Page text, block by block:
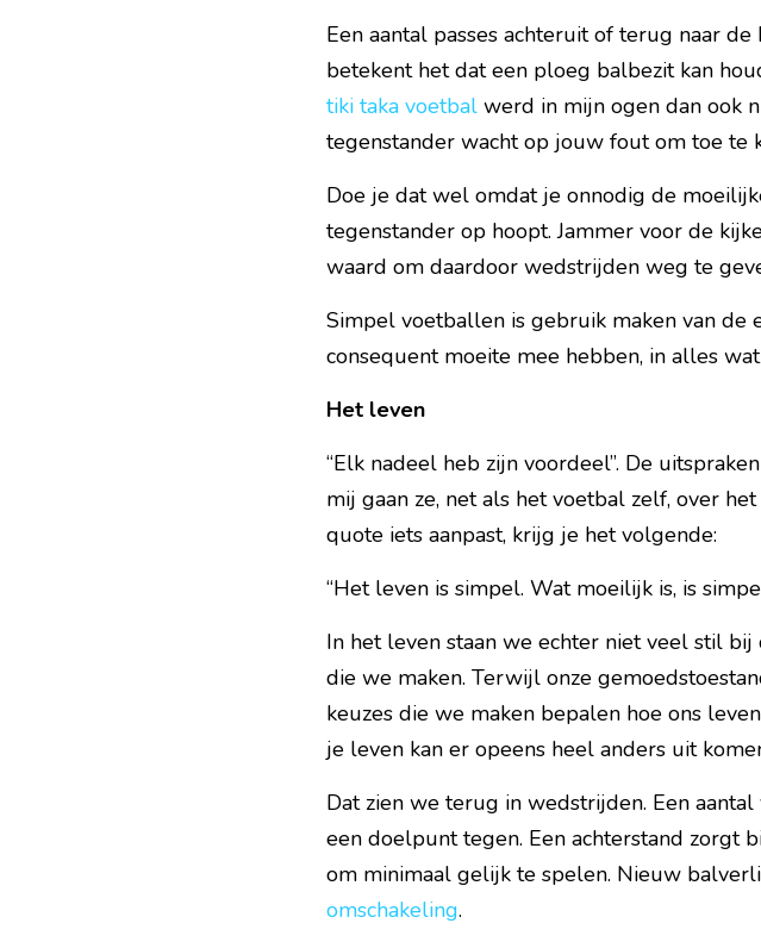
Een aantal passes achteruit of terug naar
tiki taka voetbal werd in mijn ogen dan ook
tegenstander wacht op jouw fout om toe te
Doe je dat wel omdat je onnodig de
tegenstander op hoopt. Jammer voor de
waard om daardoor wedstrijden weg te
Simpel voetballen is gebruik maken van de
consequent moeite mee hebben, in alles
Het leven
“Elk nadeel heb zijn voordeel”. De
mij gaan ze, net als het voetbal zelf, over
quote iets aanpast, krijg je het volgende:
“Het leven is simpel. Wat moeilijk is, is
In het leven staan we echter niet veel stil
die we maken. Terwijl onze
keuzes die we maken bepalen hoe ons
je leven kan er opeens heel anders uit
Dat zien we terug in wedstrijden. Een
een doelpunt tegen. Een achterstand zorgt
omschakeling.